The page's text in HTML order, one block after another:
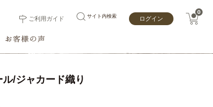
ご利用ガイド サイト内検索 ログイン
0
/ジャカード織り